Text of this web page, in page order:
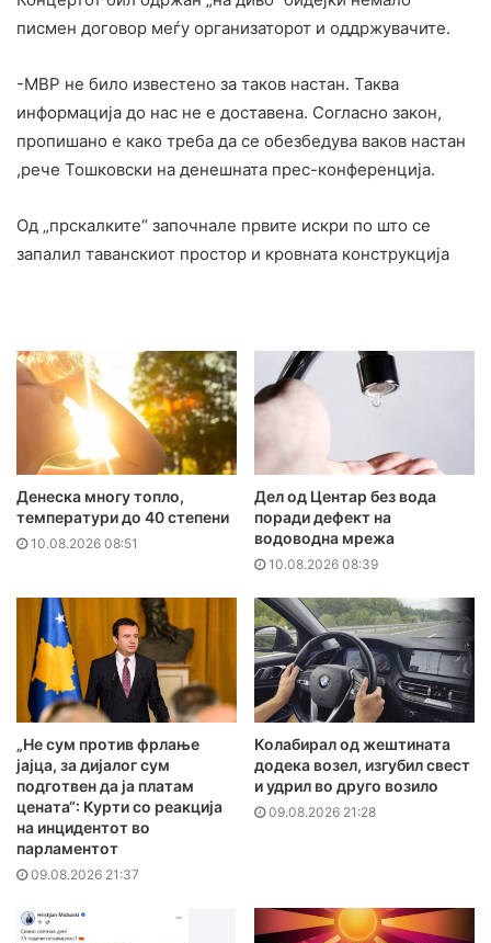
писмен договор меѓу организаторот и оддржувачите.
-МВР не било известено за таков настан. Таква
информација до нас не е доставена. Согласно закон,
пропишано е како треба да се обезбедува ваков настан
,рече Тошковски на денешната прес-конференција.
Од „прскалките“ започнале првите искри по што се
запалил таванскиот простор и кровната конструкција
Денеска многу топло,
температури до 40 степени
10.08.2026 08:51
Дел од Центар без вода
поради дефект на
водоводна мрежа
10.08.2026 08:39
„Не сум против фрлање
јајца, за дијалог сум
подготвен да ја платам
цената“: Курти со реакција
на инцидентот во
парламентот
09.08.2026 21:37
Колабирал од жештината
додека возел, изгубил свест
и удрил во друго возило
09.08.2026 21:28